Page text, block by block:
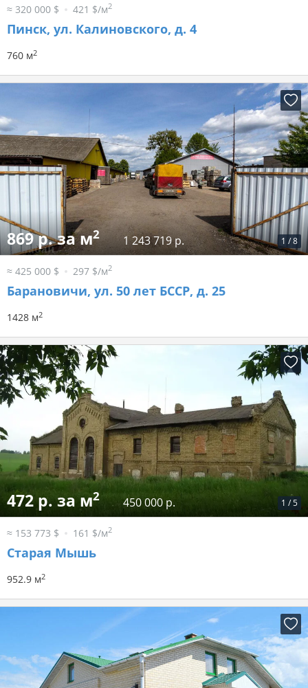
≈ 320 000 $ 421 $/м2
Пинск, ул. Калиновского, д. 4
760 м2
1 /8
869 р. за м2 1 243 719 р.
≈ 425 000 $ 297 $/м2
Барановичи, ул. 50 лет БССР, д. 25
1428 м2
1 /5
472 р. за м2 450 000 р.
≈ 153 773 $ 161 $/м2
Старая Мышь
952.9 м2